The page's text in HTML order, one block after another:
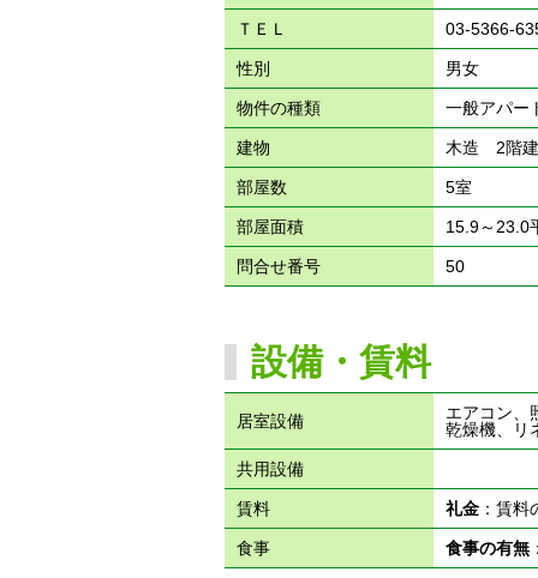
ＴＥＬ 03-5366-
性別 男女
物件の種類 一般アパー
建物 木造 2階
部屋数 5室
部屋面積 15.9～23.0
問合せ番号 50
設備・賃料
居室設備
エアコン、
乾燥機、リ
共用設備
賃料 礼金：賃
食事 食事の有無